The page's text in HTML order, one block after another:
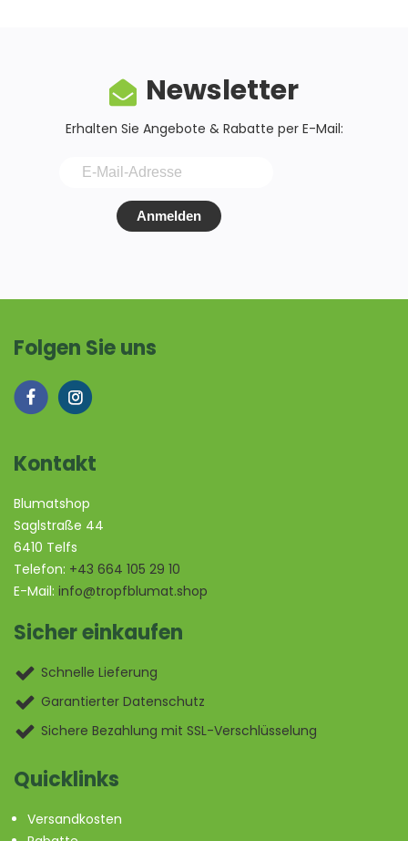
Newsletter
Erhalten Sie Angebote & Rabatte per E-Mail:
Anmelden
Folgen Sie uns
Kontakt
Blumatshop
Saglstraße 44
6410 Telfs
Telefon: +43 664 105 29 10
E-Mail: info@tropfblumat.shop
Sicher einkaufen
Schnelle Lieferung
Garantierter Datenschutz
Sichere Bezahlung mit SSL-Verschlüsselung
Quicklinks
Versandkosten